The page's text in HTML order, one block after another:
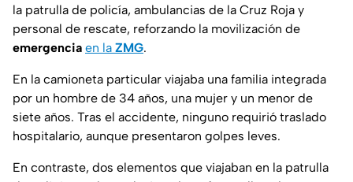
la patrulla de policía, ambulancias de la Cruz Roja y
personal de rescate, reforzando la movilización de
emergencia en la ZMG.
En la camioneta particular viajaba una familia integrada
por un hombre de 34 años, una mujer y un menor de
siete años. Tras el accidente, ninguno requirió traslado
hospitalario, aunque presentaron golpes leves.
En contraste, dos elementos que viajaban en la patrulla